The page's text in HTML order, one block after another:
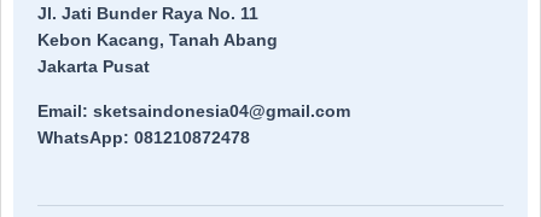
Jl. Jati Bunder Raya No. 11
Kebon Kacang, Tanah Abang
Jakarta Pusat
Email: sketsaindonesia04@gmail.com
WhatsApp: 081210872478